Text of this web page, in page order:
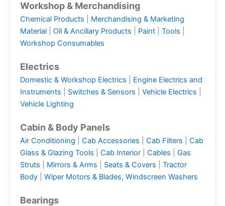
Workshop & Merchandising
Chemical Products
Merchandising & Marketing
Material
Oil & Ancillary Products Paint Tools
Workshop Consumables
Electrics
Domestic & Workshop Electrics
Engine Electrics and
Instruments
Switches & Sensors Vehicle Electrics
Vehicle Lighting
Cabin & Body Panels
Air Conditioning Cab Accessories Cab Filters
Cab
Glass & Glazing Tools
Cab Interior Cables
Gas
Struts
Mirrors & Arms Seats & Covers
Tractor
Body
Wiper Motors & Blades, Windscreen Washers
Bearings